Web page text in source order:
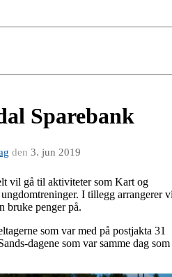
Sparebank
den 3. jun 2019
vil gå til aktiviteter som Kart og
I tillegg arrangerer
bruke penger på.
som var med på postjakta 31
dagene som var samme dag som